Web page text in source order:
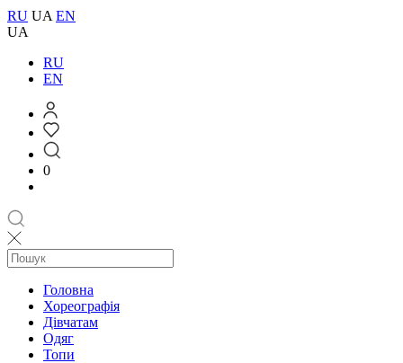
RU UA EN
UA
RU
EN
0
Головна
Хореографія
Дівчатам
Одяг
Топи